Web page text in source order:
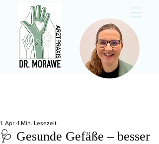
🩺 Gesunde Gefäße – besser
1. Apr. 1 Min. Lesezeit